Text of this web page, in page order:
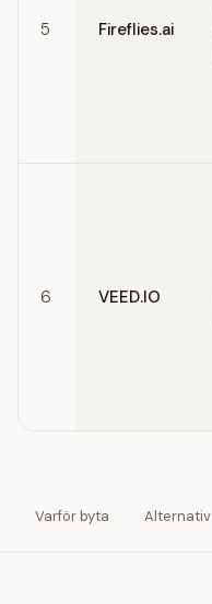
5 Fireflies.ai
6 VEED.IO
Varför byta Alternativ